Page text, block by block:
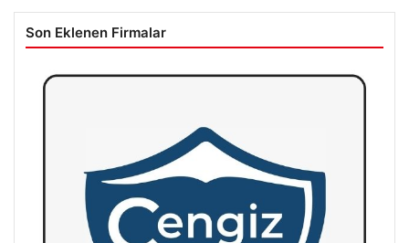
Son Eklenen Firmalar